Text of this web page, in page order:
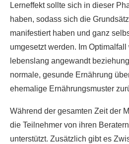
Lerneffekt sollte sich in dieser
haben, sodass sich die
manifestiert haben und ganz
umgesetzt werden. Im
lebenslang angewandt
normale, gesunde Ernährung
ehemalige Ernährungsmuster
Während der gesamten Zeit der
die Teilnehmer von ihren
unterstützt. Zusätzlich gibt es